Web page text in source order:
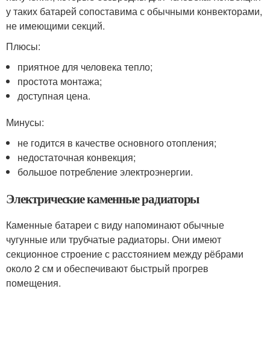
у таких батарей сопоставима с обычными конвекторами,
не имеющими секций.
Плюсы:
приятное для человека тепло;
простота монтажа;
доступная цена.
Минусы:
не годится в качестве основного отопления;
недостаточная конвекция;
большое потребление электроэнергии.
Электрические каменные радиаторы
Каменные батареи с виду напоминают обычные
чугунные или трубчатые радиаторы. Они имеют
секционное строение с расстоянием между рёбрами
около 2 см и обеспечивают быстрый прогрев
помещения.